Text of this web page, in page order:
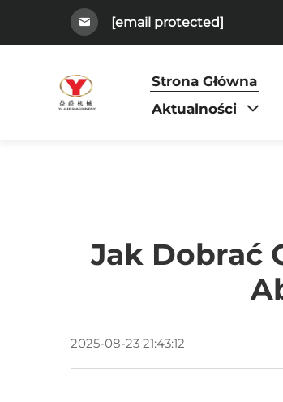
[email protected]
Strona Główna
Aktualności
Jak Dobrać
2025-08-23 21:43:12